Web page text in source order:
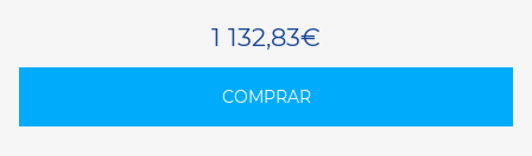
1 132,83€
COMPRAR